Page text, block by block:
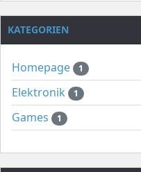
KATEGORIEN
Homepage 1
Elektronik 1
Games 1